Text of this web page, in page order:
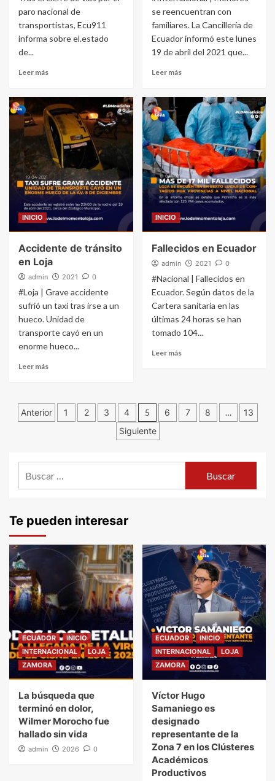
paro nacional de
transportistas, Ecu911
informa sobre el.estado
de...
Leer más
se reencuentran con
familiares. La Cancillería de
Ecuador informó este lunes
19 de abril del 2021 que...
Leer más
INICIO
Accidente de tránsito
en Loja
admin 2021 0
#Loja | Grave accidente
sufrió un taxi tras irse a un
hueco. Unidad de
transporte cayó en un
enorme hueco...
Leer más
INICIO
Fallecidos en Ecuador
admin 2021 0
#Nacional | Fallecidos en
Ecuador. Según datos de la
Cartera sanitaria en las
últimas 24 horas se han
tomado 104...
Leer más
Navegación
entradas
Anterior 1 2 3 4 5 6 7 8 …
13
Siguiente
Te pueden interesar
ECUADOR
INICIO
INTERNACIONAL
LOJA
ZAMORA
La búsqueda que
terminó en dolor,
Wilmer Morocho fue
hallado sin vida
admin 2026 0
ECUADOR
INICIO
INTERNACIONAL
LOJA
ZAMORA
Víctor Hugo
Samaniego es
designado
representante de la
Zona 7 en los Clústeres
Académicos
Productivos